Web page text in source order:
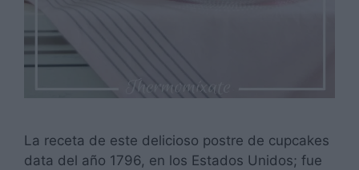
La receta de este delicioso postre de cupcakes
data del año 1796, en los Estados Unidos; fue